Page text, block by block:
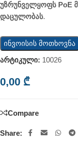
უზრუნველყოფს PoE
დაცულობას.
ინვოისის მოთხოვნა
არტიკული: 10026
0,00 ₾
Compare
Share: